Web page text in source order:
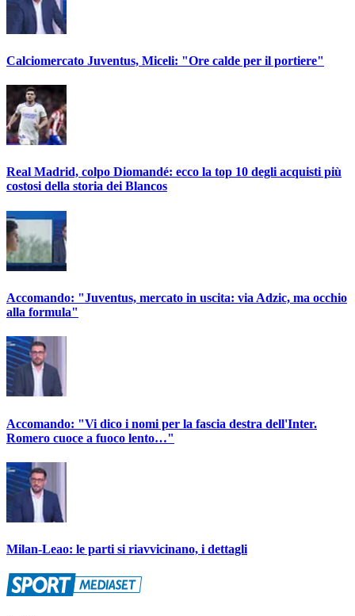
Calciomercato Juventus, Miceli: "Ore calde per il portiere"
Real Madrid, colpo Diomandé: ecco la top 10 degli acquisti più
costosi della storia dei Blancos
Accomando: "Juventus, mercato in uscita: via Adzic, ma occhio
alla formula"
Accomando: "Vi dico i nomi per la fascia destra dell'Inter.
Romero cuoce a fuoco lento…"
Milan-Leao: le parti si riavvicinano, i dettagli